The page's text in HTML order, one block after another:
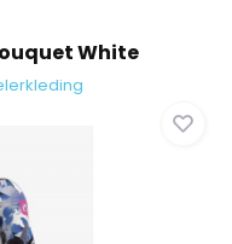
White